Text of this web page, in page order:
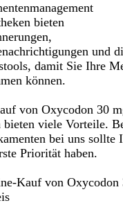
bieten
und
damit Sie Ihre
können.
von Oxycodon 30
bieten viele Vorteile.
bei uns sollte
Priorität haben.
Kauf von Oxycodon